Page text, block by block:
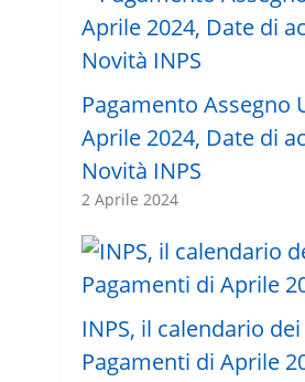
Pagamento Assegno
Aprile 2024, Date di
Novità INPS
2 Aprile 2024
INPS, il calendario dei
Pagamenti di Aprile